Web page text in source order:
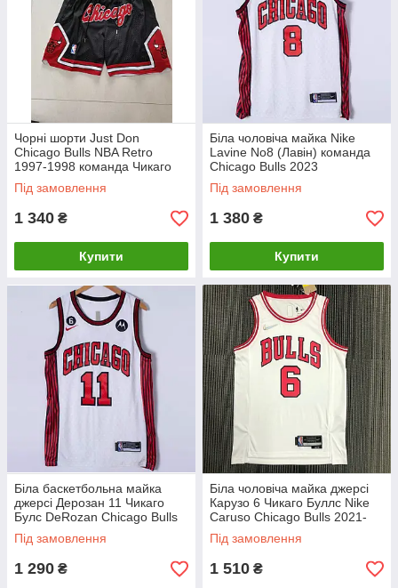
Чорні шорти Just Don
Chicago Bulls NBA Retro
1997-1998 команда Чикаго
Булс
Під замовлення
1 340 ₴
Купити
Біла чоловіча майка Nike
Lavine No8 (Лавін) команда
Chicago Bulls 2023
Під замовлення
1 380 ₴
Купити
Біла баскетбольна майка
джерсі Дерозан 11 Чикаго
Булс DeRozan Chicago Bulls
2023
Під замовлення
1 290 ₴
Біла чоловіча майка джерсі
Карузо 6 Чикаго Буллс Nike
Caruso Chicago Bulls 2021-
2021 Icon Edition
Під замовлення
1 510 ₴